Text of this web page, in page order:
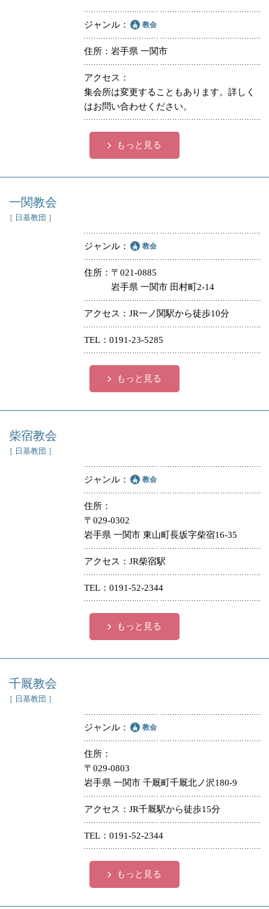
ジャンル 教会
住所 岩手県 一関市
アクセス
集会所は変更することもあります。詳しく
はお問い合わせください。
もっと見る
一関教会
［ 日基教団 ］
ジャンル 教会
住所
〒021-0885
岩手県 一関市 田村町2-14
アクセス JR一ノ関駅から徒歩10分
TEL 0191-23-5285
もっと見る
柴宿教会
［ 日基教団 ］
ジャンル 教会
住所
〒029-0302
岩手県 一関市 東山町長坂字柴宿16-35
アクセス JR柴宿駅
TEL 0191-52-2344
もっと見る
千厩教会
［ 日基教団 ］
ジャンル 教会
住所
〒029-0803
岩手県 一関市 千厩町千厩北ノ沢180-9
アクセス JR千厩駅から徒歩15分
TEL 0191-52-2344
もっと見る